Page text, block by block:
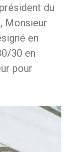
du
Monsieur
en
30 en
pour